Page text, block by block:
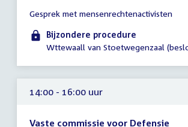
vergadering
13:30
-
uur
Gesprek met mensenrechtenactivisten
Bijzondere procedure
Wttewaall van Stoetwegenzaal
14:00 - 16:00 uur
Vaste commissie voor Defensie